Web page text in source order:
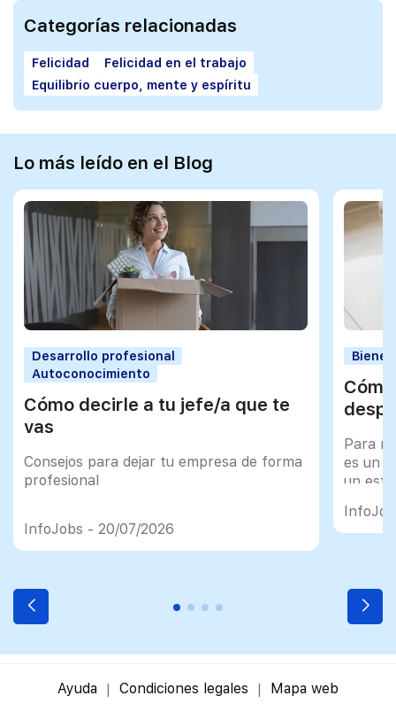
Categorías relacionadas
Felicidad
Felicidad en el trabajo
Equilibrio cuerpo, mente y espíritu
Lo más leído en el Blog
Desarrollo profesional
Autoconocimiento
Cómo decirle a tu jefe/a que te
vas
Consejos para dejar tu empresa de forma
profesional
InfoJobs - 20/07/2026
Para
es un
un
Ayuda Condiciones legales Mapa web